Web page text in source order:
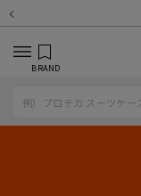
BRAND